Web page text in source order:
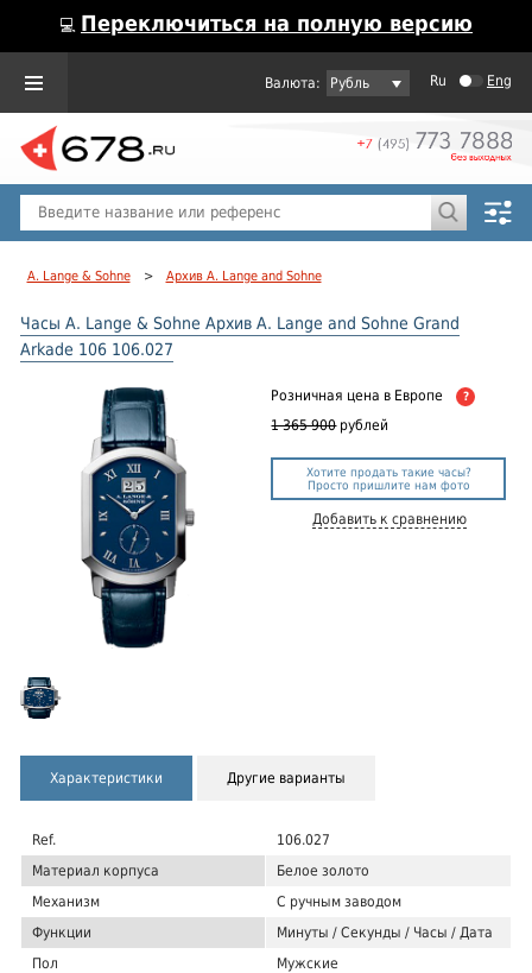
💻 Переключиться на полную версию
Рубль Ru Eng
A. Lange & Sohne > Архив A. Lange and Sohne
Часы A. Lange & Sohne Архив A. Lange and Sohne Grand
Arkade 106 106.027
Розничная цена в Европе ?
1 365 900 рублей
Хотите продать такие часы?
Просто пришлите нам фото
Добавить к сравнению
Характеристики Другие варианты
Ref.
106.027
Материал корпуса
Белое золото
Механизм
С ручным заводом
Функции
Минуты / Секунды / Часы / Дата
Пол
Мужские